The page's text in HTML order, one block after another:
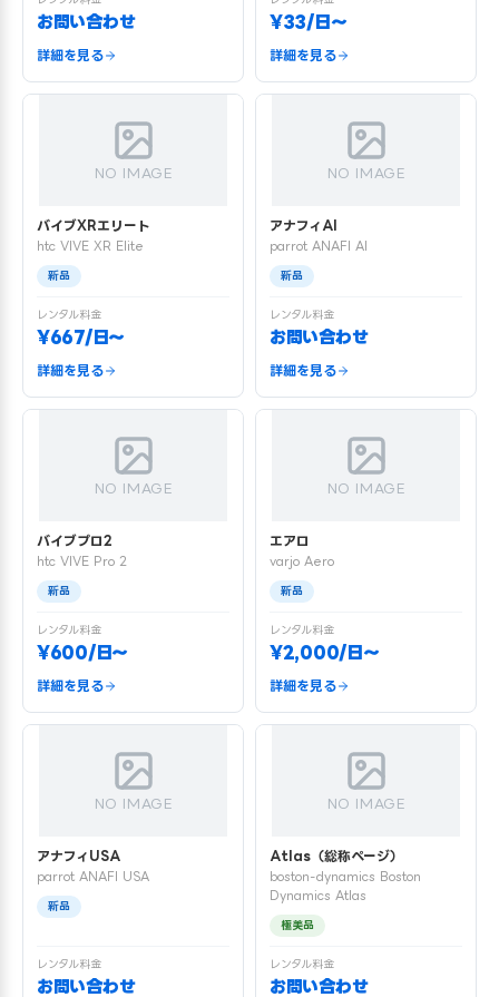
お問い合わせ
詳細を見る
¥33/日〜
詳細を見る
NO IMAGE
バイブXRエリート
htc VIVE XR Elite
新品
レンタル料金
¥667/日〜
詳細を見る
NO IMAGE
アナフィAI
parrot ANAFI AI
新品
レンタル料金
お問い合わせ
詳細を見る
NO IMAGE
バイブプロ2
htc VIVE Pro 2
新品
レンタル料金
¥600/日〜
詳細を見る
NO IMAGE
エアロ
varjo Aero
新品
レンタル料金
¥2,000/日〜
詳細を見る
NO IMAGE
アナフィUSA
parrot ANAFI USA
新品
レンタル料金
お問い合わせ
NO IMAGE
Atlas（総称ページ）
boston-dynamics Boston
Dynamics Atlas
極美品
レンタル料金
お問い合わせ